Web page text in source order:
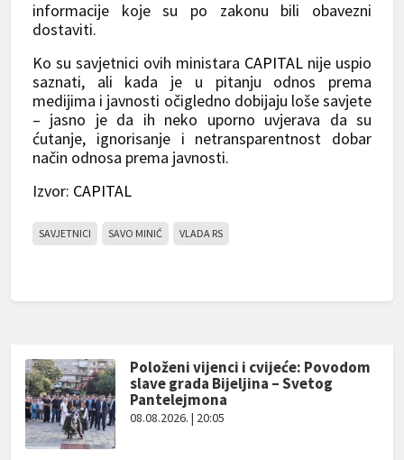
informacije koje su po zakonu bili obavezni
dostaviti.
Ko su savjetnici ovih ministara CAPITAL nije uspio
saznati, ali kada je u pitanju odnos prema
medijima i javnosti očigledno dobijaju loše savjete
– jasno je da ih neko uporno uvjerava da su
ćutanje, ignorisanje i netransparentnost dobar
način odnosa prema javnosti.
Izvor: CAPITAL
SAVJETNICI SAVO MINIĆ VLADA RS
Položeni vijenci i cvijeće: Povodom
slave grada Bijeljina – Svetog
Pantelejmona
08.08.2026. | 20:05